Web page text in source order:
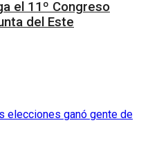
el 11º Congreso
del Este